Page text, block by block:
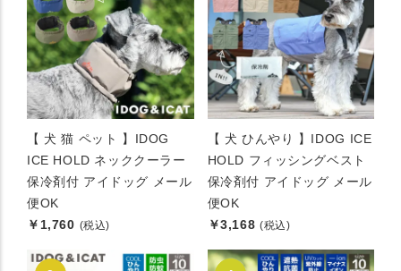
【 犬 猫 ペット 】IDOG
ICE HOLD ネッククーラー
保冷剤付 アイドッグ メール
便OK
￥1,760 (税込)
【 犬 ひんやり 】IDOG ICE
HOLD フィッシングベスト
保冷剤付 アイドッグ メール
便OK
￥3,168 (税込)